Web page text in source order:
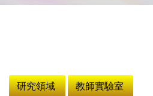
研究領域
教師實驗室